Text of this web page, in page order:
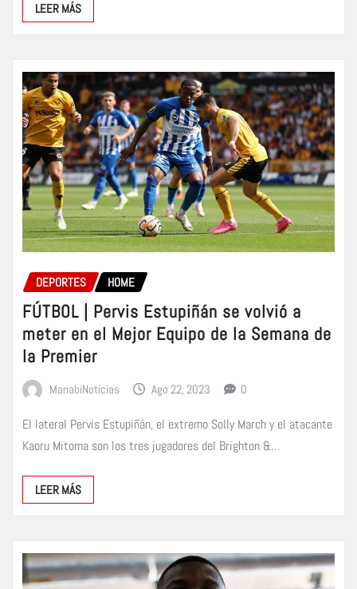
LEER MÁS
DEPORTES HOME
FÚTBOL | Pervis Estupiñán se volvió a
meter en el Mejor Equipo de la Semana de
la Premier
ManabiNoticias Ago 22, 2023 0
El lateral Pervis Estupiñán, el extremo Solly March y el atacante
Kaoru Mitoma son los tres jugadores del Brighton &…
LEER MÁS